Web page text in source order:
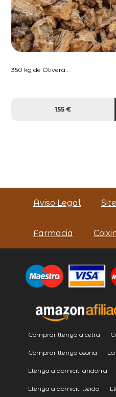
350 kg de Olivera...
155 €
Aviso Legal
Farmacia
Comprar llenya a celra
Comprar llenya osona
Llenya a domicili andorra
Llenya a domicili lleida